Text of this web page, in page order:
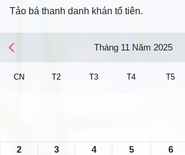
Tảo bá thanh danh khán tổ tiên.
Tháng 11 Năm 2025
CN T2 T3 T4 T5
2 3 4 5 6